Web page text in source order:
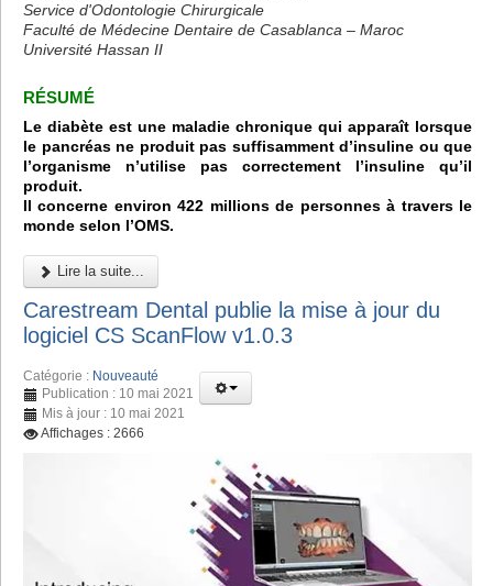
Service d'Odontologie Chirurgicale
Faculté de Médecine Dentaire de Casablanca – Maroc
Université Hassan II
RÉSUMÉ
Le diabète est une maladie chronique qui apparaît lorsque
le pancréas ne produit pas suffisamment d’insuline ou que
l’organisme n’utilise pas correctement l’insuline qu’il
produit.
Il concerne environ 422 millions de personnes à travers le
monde selon l’OMS.
Lire la suite...
Carestream Dental publie la mise à jour du
logiciel CS ScanFlow v1.0.3
Catégorie : Nouveauté
Publication : 10 mai 2021
Mis à jour : 10 mai 2021
Affichages : 2666